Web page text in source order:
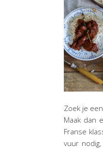
Zoek je
Maak dan
Franse
vuur